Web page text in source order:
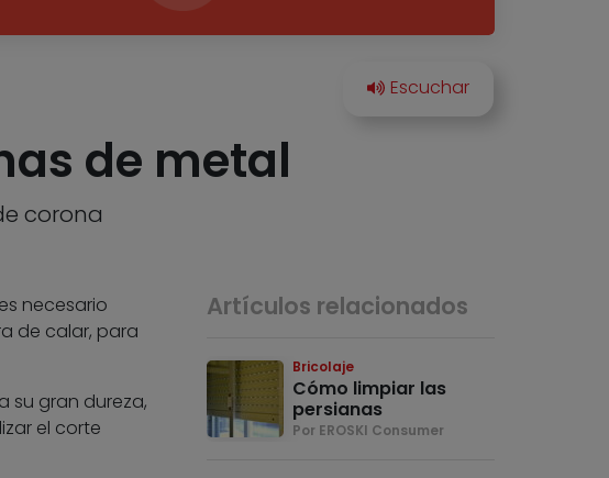
de metal
corona
necesario
de calar, para
su gran dureza,
el corte
Artículos relacionados
Bricolaje
Cómo limpiar las
persianas
Por EROSKI Consumer